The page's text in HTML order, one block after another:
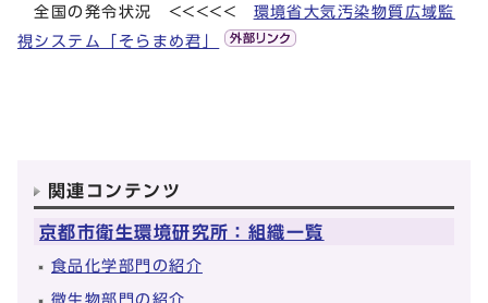
全国の発令状況 <<<<< 環境省大気汚染物質広域監
視システム「そらまめ君」
関連コンテンツ
京都市衛生環境研究所：組織一覧
食品化学部門の紹介
微生物部門の紹介